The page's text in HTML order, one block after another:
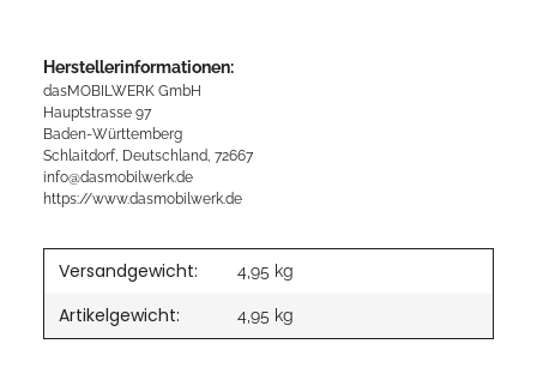
Herstellerinformationen:
dasMOBILWERK GmbH
Hauptstrasse 97
Baden-Württemberg
Schlaitdorf, Deutschland, 72667
info@dasmobilwerk.de
https://www.dasmobilwerk.de
Versandgewicht: 4,95 kg
Artikelgewicht: 4,95 kg